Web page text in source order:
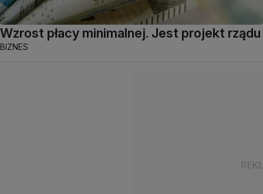
Wzrost płacy minimalnej. Jest projekt rządu
BIZNES